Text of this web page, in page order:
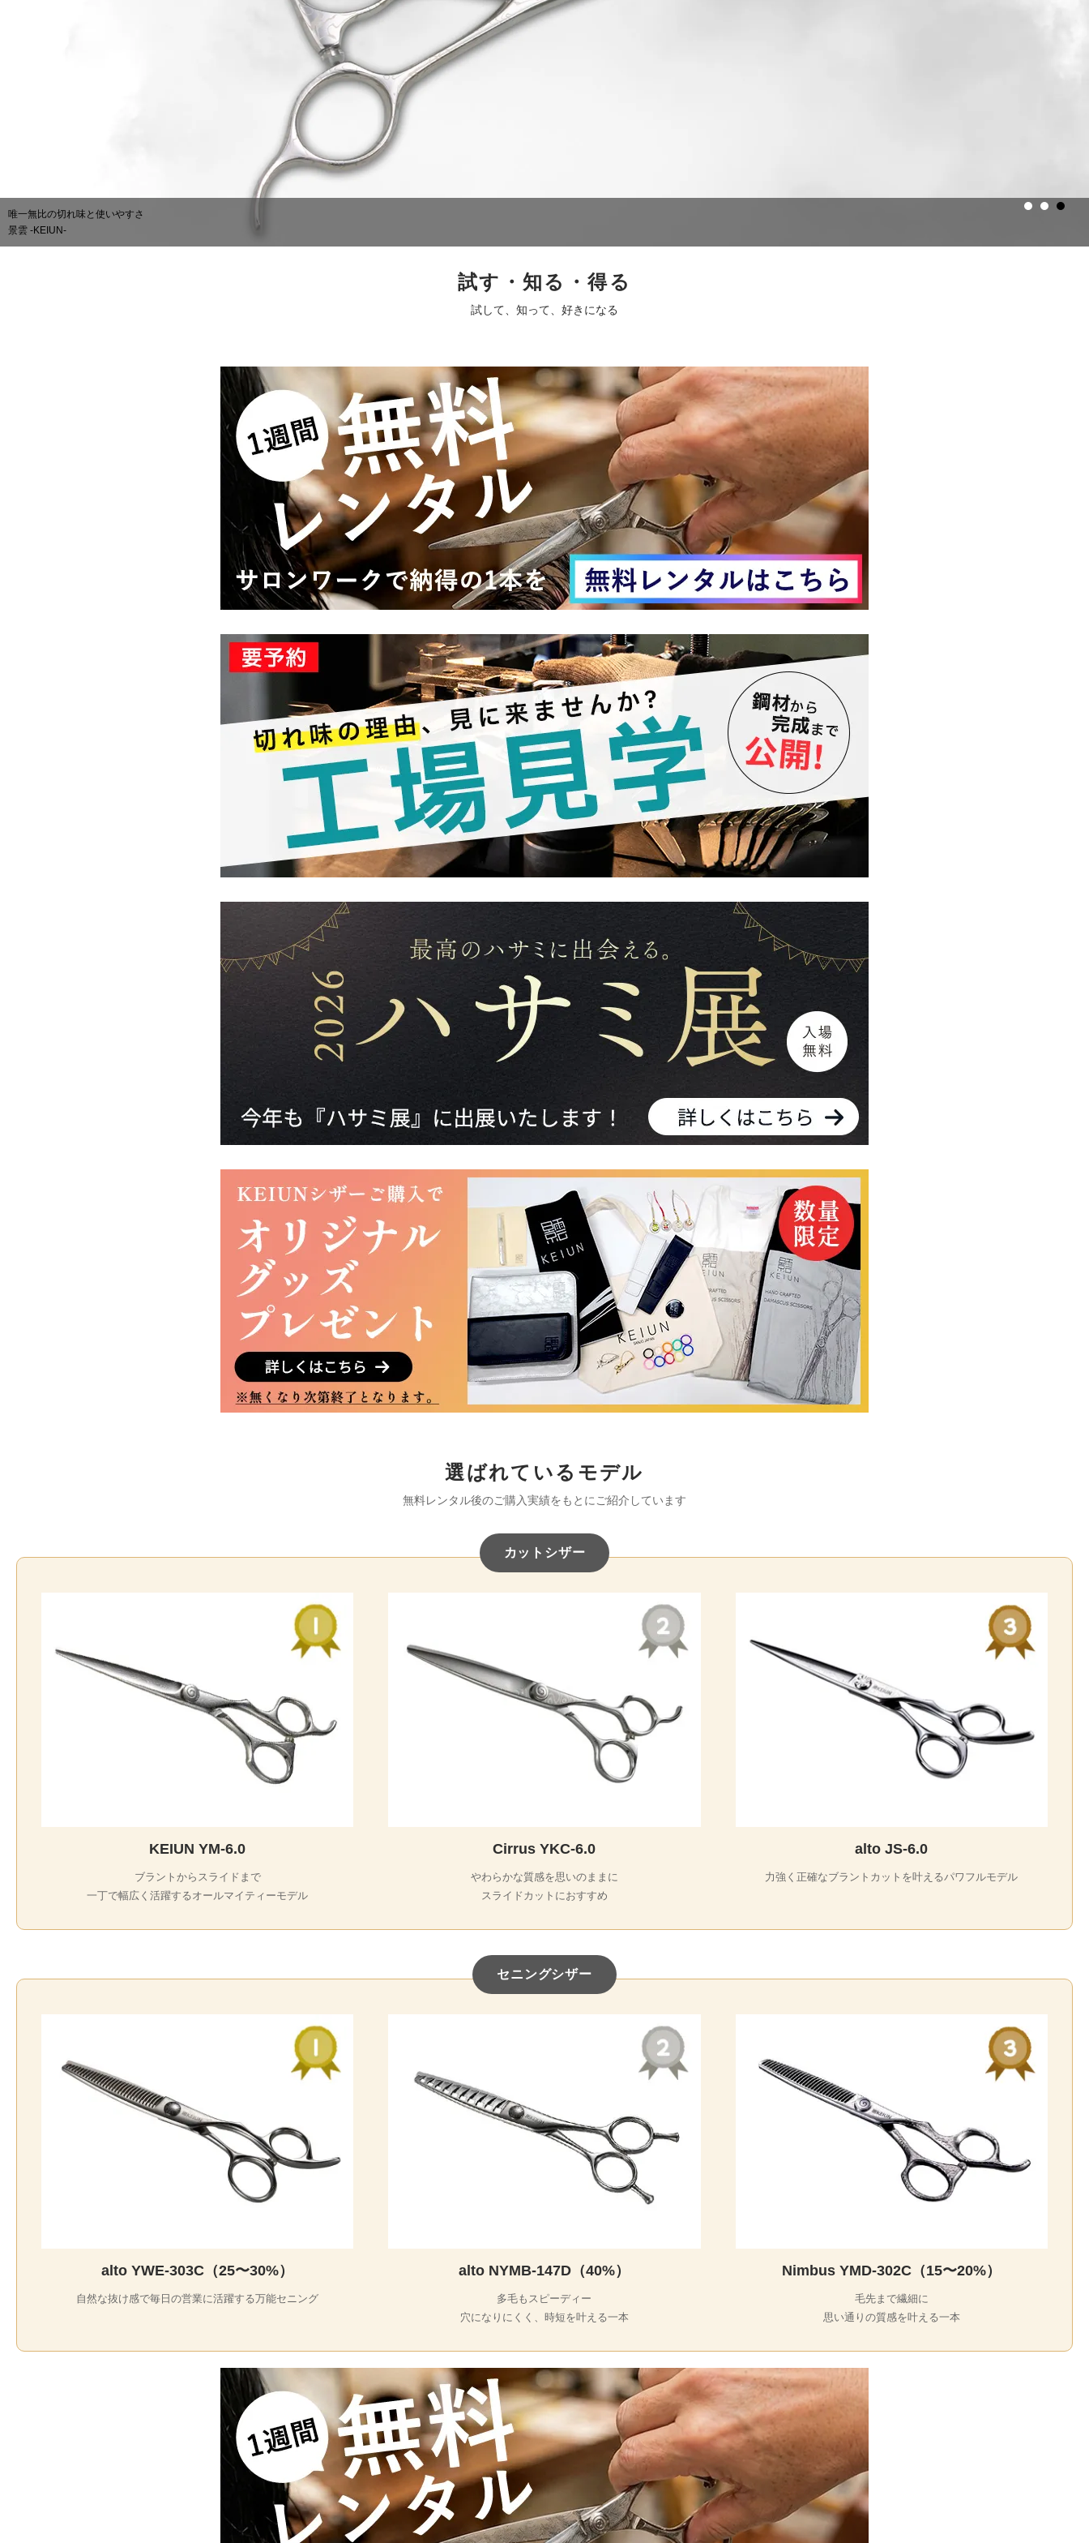
唯一無比の切れ味と使いやすさ
景雲 -KEIUN-
試す・知る・得る
試して、知って、好きになる
選ばれているモデル
無料レンタル後のご購入実績をもとにご紹介しています
カットシザー
KEIUN YM-6.0
ブラントからスライドまで
一丁で幅広く活躍するオールマイティーモデル
Cirrus YKC-6.0
やわらかな質感を思いのままに
スライドカットにおすすめ
alto JS-6.0
力強く正確なブラントカットを叶えるパワフルモデル
セニングシザー
alto YWE-303C（25〜30%）
自然な抜け感で毎日の営業に活躍する万能セニング
alto NYMB-147D（40%）
多毛もスピーディー
穴になりにくく、時短を叶える一本
Nimbus YMD-302C（15〜20%）
毛先まで繊細に
思い通りの質感を叶える一本